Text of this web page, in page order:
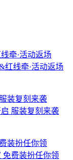
红线牵·活动返场
服装复刻来袭
免费装扮任你领